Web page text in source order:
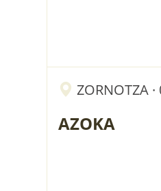
ZORNOTZA
AZOKA